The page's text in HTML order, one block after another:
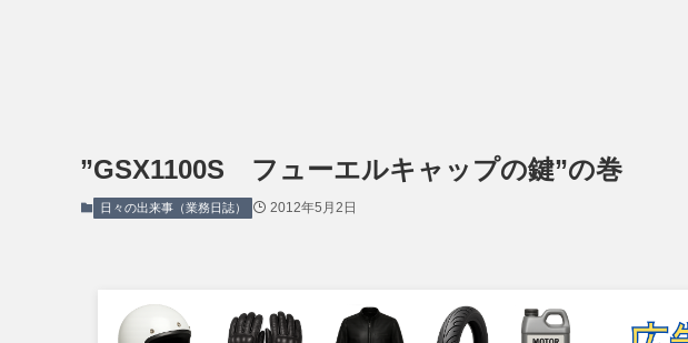
”GSX1100S フューエルキャップの鍵”の巻
日々の出来事（業務日誌） 2012年5月2日